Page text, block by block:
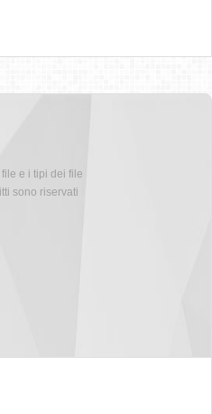
e i tipi dei file
sono riservati